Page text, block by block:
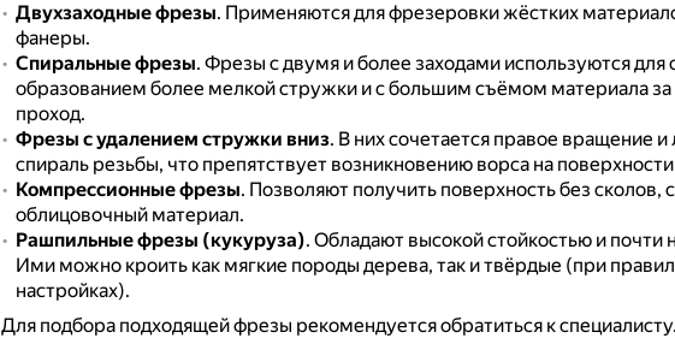
Двухзаходные фрезы. Применяются для фрезеровки жёстких
фанеры.
Спиральные фрезы. Фрезы с двумя и более заходами используются для
образованием более мелкой стружки и с большим съёмом материала за
проход.
Фрезы с удалением стружки вниз. В них сочетается правое вращение и
спираль резьбы, что препятствует возникновению ворса на
Компрессионные фрезы. Позволяют получить поверхность без сколов,
облицовочный материал.
Рашпильные фрезы (кукуруза). Обладают высокой стойкостью и почти
Ими можно кроить как мягкие породы дерева, так и твёрдые (при
настройках).
Для подбора подходящей фрезы рекомендуется обратиться к специалисту.